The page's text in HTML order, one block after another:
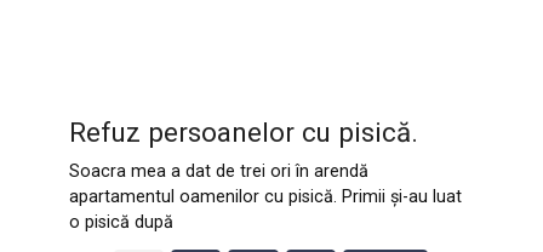
Refuz persoanelor cu pisică.
Soacra mea a dat de trei ori în arendă
apartamentul oamenilor cu pisică. Primii și-au luat
o pisică după